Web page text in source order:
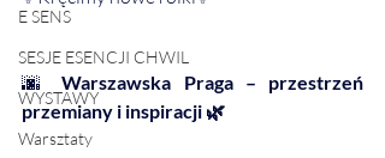
E SENS
SESJE ESENCJI CHWIL
WYSTAWY
Warsztaty
🌆 Warszawska Praga – przestrzeń
przemiany i inspiracji 🌿